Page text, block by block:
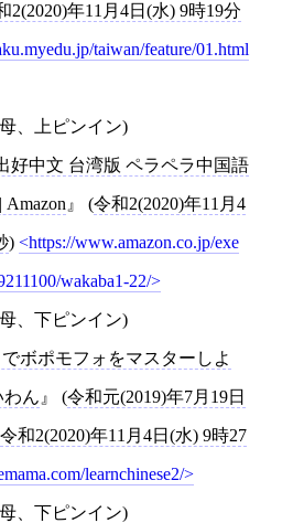
2(2020)年11月4日(水) 9時19分
taiwan/feature/01.html
、上ピンイン)
好中文 台湾版 ペラペラ中国語
Amazon (令和2(2020)年11月4
) https://www.amazon.co.jp/exe
wakaba1-22/
、下ピンイン)
ボポモフォをマスターしよ
わん (令和元(2019)年7月19日
令和2(2020)年11月4日(水) 9時27
learnchinese2/
、下ピンイン)